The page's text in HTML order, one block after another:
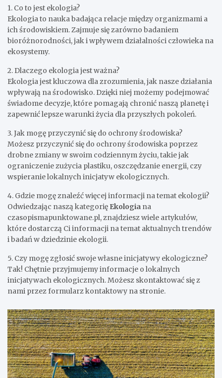
1. Co to jest ekologia?
Ekologia to nauka badająca relacje między organizmami a
ich środowiskiem. Zajmuje się zarówno badaniem
bioróżnorodności, jak i wpływem działalności człowieka na
ekosystemy.
2. Dlaczego ekologia jest ważna?
Ekologia jest kluczowa dla zrozumienia, jak nasze działania
wpływają na środowisko. Dzięki niej możemy podejmować
świadome decyzje, które pomagają chronić naszą planetę i
zapewnić lepsze warunki życia dla przyszłych pokoleń.
3. Jak mogę przyczynić się do ochrony środowiska?
Możesz przyczynić się do ochrony środowiska poprzez
drobne zmiany w swoim codziennym życiu, takie jak
ograniczenie zużycia plastiku, oszczędzanie energii, czy
wspieranie lokalnych inicjatyw ekologicznych.
4. Gdzie mogę znaleźć więcej informacji na temat ekologii?
Odwiedzając naszą kategorię Ekologia na
czasopismapunktowane.pl, znajdziesz wiele artykułów,
które dostarczą Ci informacji na temat aktualnych trendów
i badań w dziedzinie ekologii.
5. Czy mogę zgłosić swoje własne inicjatywy ekologiczne?
Tak! Chętnie przyjmujemy informacje o lokalnych
inicjatywach ekologicznych. Możesz skontaktować się z
nami przez formularz kontaktowy na stronie.